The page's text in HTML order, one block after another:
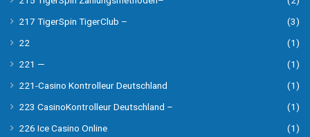
217 TigerSpin TigerClub –
(3)
22
(1)
221 —
(1)
221-Casino Kontrolleur Deutschland
(1)
223 CasinoKontrolleur Deutschland –
(1)
226 Ice Casino Online
(1)